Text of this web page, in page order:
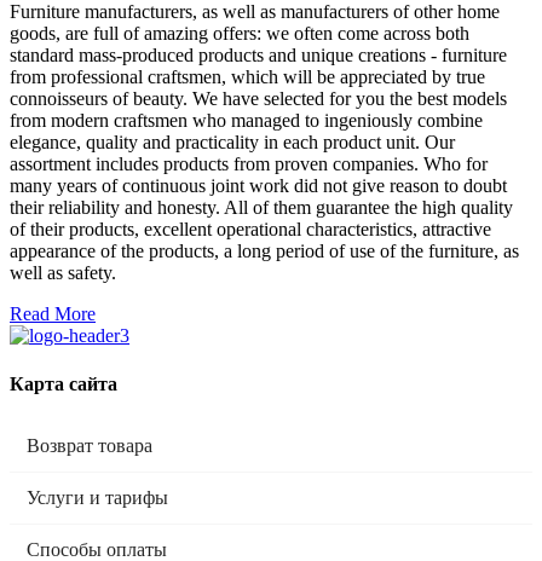
Furniture manufacturers, as well as manufacturers of other home
goods, are full of amazing offers: we often come across both
standard mass-produced products and unique creations - furniture
from professional craftsmen, which will be appreciated by true
connoisseurs of beauty. We have selected for you the best models
from modern craftsmen who managed to ingeniously combine
elegance, quality and practicality in each product unit. Our
assortment includes products from proven companies. Who for
many years of continuous joint work did not give reason to doubt
their reliability and honesty. All of them guarantee the high quality
of their products, excellent operational characteristics, attractive
appearance of the products, a long period of use of the furniture, as
well as safety.
Read More
Карта сайта
Возврат товара
Услуги и тарифы
Способы оплаты